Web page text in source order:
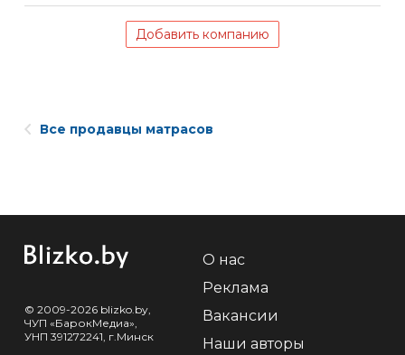
Добавить компанию
Все продавцы матрасов
© 2009-2026 blizko.by,
ЧУП «БарокМедиа»,
УНП 391272241, г.Минск
О нас
Реклама
Вакансии
Наши авторы